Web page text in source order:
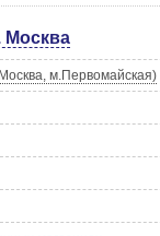
Москва
м.Первомайская)